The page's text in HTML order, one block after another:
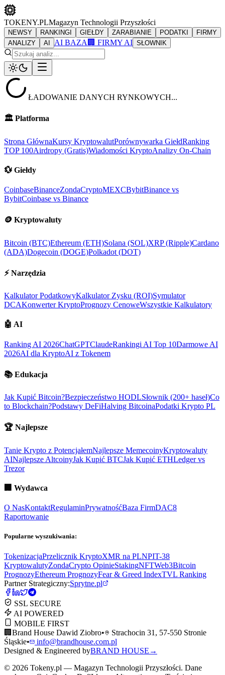
TOKENY.PLMagazyn Technologii Przyszłości
NEWSY RANKINGI GIEŁDY ZARABIANIE PODATKI
FIRMY
ANALIZY
AI AI BAZA 🏢 FIRMY AI SŁOWNIK
ŁADOWANIE DANYCH RYNKOWYCH...
🏛️ Platforma
Strona GłównaKursy KryptowalutPorównywarka GiełdRanking
TOP 100Airdropy (Gratis)Wiadomości KryptoAnalizy On-Chain
💱 Giełdy
CoinbaseBinanceZondaCryptoMEXCBybitBinance vs
BybitCoinbase vs Binance
🪙 Kryptowaluty
Bitcoin (BTC)Ethereum (ETH)Solana (SOL)XRP (Ripple)Cardano
(ADA)Dogecoin (DOGE)Polkadot (DOT)
⚡ Narzędzia
Kalkulator PodatkowyKalkulator Zysku (ROI)Symulator
DCAKonwerter KryptoPrognozy CenoweWszystkie Kalkulatory
🤖 AI
Ranking AI 2026ChatGPTClaudeRankingi AI Top 10Darmowe AI
2026AI dla KryptoAI z Tokenem
📚 Edukacja
Jak Kupić Bitcoin?Bezpieczeństwo HODLSłownik (200+ haseł)Co
to Blockchain?Podstawy DeFiHalving BitcoinaPodatki Krypto PL
🏆 Najlepsze
Tanie Krypto z PotencjałemNajlepsze MemecoinyKryptowaluty
AINajlepsze AltcoinyJak Kupić BTCJak Kupić ETHLedger vs
Trezor
🏢 Wydawca
O NasKontaktRegulaminPrywatnośćBaza FirmDAC8
Raportowanie
Popularne wyszukiwania:
TokenizacjaPrzelicznik KryptoXMR na PLNPIT-38
KryptowalutyZondaCrypto OpinieStakingNFTWeb3Bitcoin
PrognozyEthereum PrognozyFear & Greed IndexTVL Ranking
Partner Strategiczny:Sprytne.pl
SSL SECURE
AI POWERED
MOBILE FIRST
🏢 Brand House Dawid Ziobro•
Strachocin 31, 57-550 Stronie
Śląskie•
info@brandhouse.com.pl
Designed & Engineered byBRAND HOUSE →
© 2026 Tokeny.pl — Magazyn Technologii Przyszłości. Dane